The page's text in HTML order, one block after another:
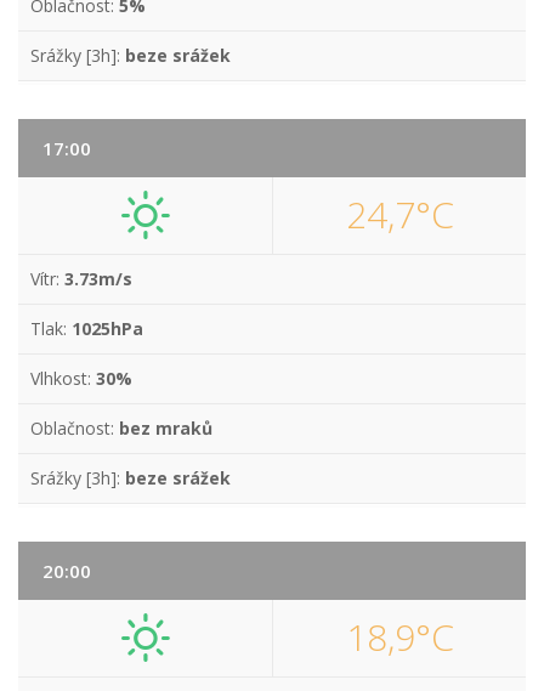
Oblačnost: 5%
Srážky [3h]: beze srážek
17:00
24,7°C
Vítr: 3.73m/s
Tlak: 1025hPa
Vlhkost: 30%
Oblačnost: bez mraků
Srážky [3h]: beze srážek
20:00
18,9°C